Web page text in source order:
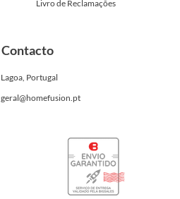
Livro de Reclamações
Contacto
Lagoa, Portugal
geral@homefusion.pt